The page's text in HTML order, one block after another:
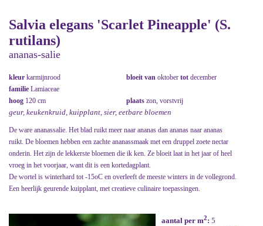
Salvia elegans 'Scarlet Pineapple' (S.
rutilans)
ananas-salie
kleur karmijnrood bloeit van oktober tot december
familie Lamiaceae
hoog 120 cm plaats zon, vorstvrij
geur, keukenkruid, kuipplant, sier, eetbare bloemen
De ware ananassalie. Het blad ruikt meer naar ananas dan ananas naar ananas
ruikt. De bloemen hebben een zachte ananassmaak met een druppel zoete nectar
onderin. Het zijn de lekkerste bloemen die ik ken. Ze bloeit laat in het jaar of heel
vroeg in het voorjaar, want dit is een kortedagplant.
De wortel is winterhard tot -15oC en overleeft de meeste winters in de vollegrond.
Een heerlijk geurende kuipplant, met creatieve culinaire toepassingen.
aantal per m2: 5